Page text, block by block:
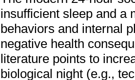
insufficient sleep and a
behaviors and internal
negative health
literature points to
biological night (e.g.,